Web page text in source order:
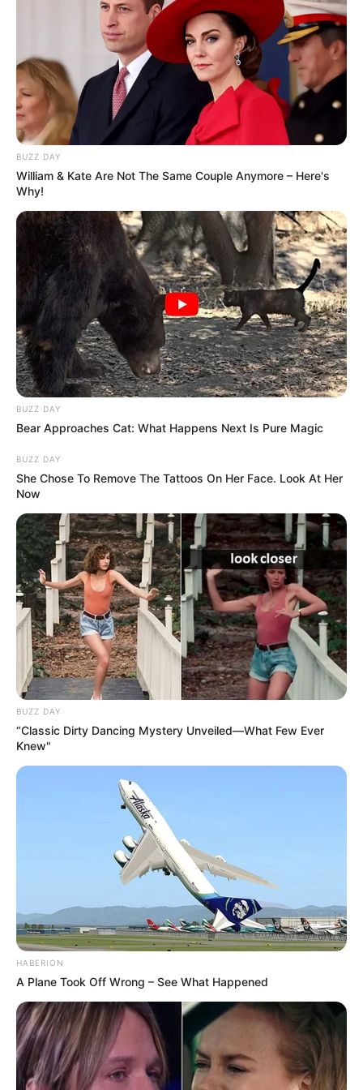
MUSIC
‘ഗീത് മാല’യുടെ സുവർണശബ്ദത്തിന് വിട;
ആകാശവാണിയെ ജനപ്രിയമാക്കിയ,
ഭാരതത്തിൽ റേഡിയോ ശ്രോതാക്കളെ സൃഷ്ടിച്ച
അമീൻ സയാനി അന്തരിച്ചു
INDIA
”ഭാരതീയർ മാത്രമല്ല, ലോകം മുഴുവൻ
കാത്തിരിക്കുന്ന അസുലഭ മുഹൂർത്തം”;
അയോദ്ധ്യയിലെത്തി ശങ്കർ മഹാദേവൻ
കുട്ടിക്കാലത്ത് ആത്മഹത്യാ
ചിന്തകളുണ്ടായിരുന്നു, അതിൽ നിന്ന്
മോചിതമായത് ഒരേയൊരു ഉപദേശത്താൽ:
എആർ റഹ്‌മാൻ
BUZZ DAY
William & Kate Are Not The Same Couple Anymore – Here's
Why!
BUZZ DAY
Bear Approaches Cat: What Happens Next Is Pure Magic
BUZZ DAY
She Chose To Remove The Tattoos On Her Face. Look At Her
Now
BUZZ DAY
“Classic Dirty Dancing Mystery Unveiled—What Few Ever
Knew"
HABERION
A Plane Took Off Wrong – See What Happened